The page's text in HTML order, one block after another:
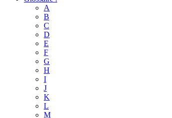
A
B
C
D
E
F
G
H
I
J
K
L
M